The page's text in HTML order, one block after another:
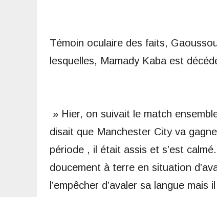
Témoin oculaire des faits,
lesquelles, Mamady Kaba est
» Hier, on suivait le match
disait que Manchester City va
période , il était assis et s’est
doucement à terre en situation
l’empêcher d’avaler sa langue